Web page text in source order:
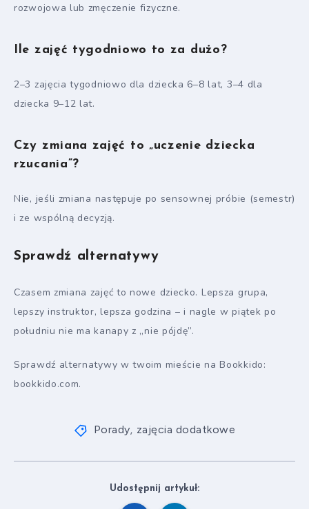
rozwojowa lub zmęczenie fizyczne.
Ile zajęć tygodniowo to za dużo?
2–3 zajęcia tygodniowo dla dziecka 6–8 lat, 3–4 dla
dziecka 9–12 lat.
Czy zmiana zajęć to „uczenie dziecka
rzucania”?
Nie, jeśli zmiana następuje po sensownej próbie (semestr)
i ze wspólną decyzją.
Sprawdź alternatywy
Czasem zmiana zajęć to nowe dziecko. Lepsza grupa,
lepszy instruktor, lepsza godzina – i nagle w piątek po
południu nie ma kanapy z „nie pójdę”.
Sprawdź alternatywy w twoim mieście na Bookkido:
bookkido.com.
Porady, zajęcia dodatkowe
Udostępnij artykuł: